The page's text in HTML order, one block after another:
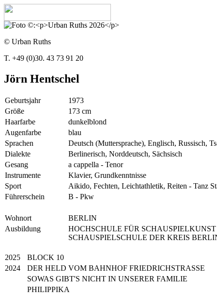
© Urban Ruths
T. +49 (0)30. 43 73 91 20
Jörn Hentschel
Geburtsjahr
1973
Größe
173 cm
Haarfarbe
dunkelblond
Augenfarbe
blau
Sprachen
Deutsch (Muttersprache), Englisch, Russisch,
Dialekte
Berlinerisch, Norddeutsch, Sächsisch
Gesang
a cappella - Tenor
Instrumente
Klavier, Grundkenntnisse
Sport
Aikido, Fechten, Leichtathletik, Reiten - Tanz
Führerschein
B - Pkw
Wohnort
BERLIN
Ausbildung
HOCHSCHULE FÜR
SCHAUSPIELSCHULE DER KREIS
2025
BLOCK 10
2024
DER HELD VOM BAHNHOF FRIEDRICHSTRASSE
SOWAS GIBT'S NICHT IN UNSERER FAMILIE
PHILIPPIKA